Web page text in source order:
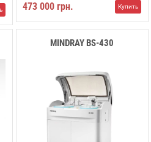
473 000 грн. Купить
MINDRAY BS-430